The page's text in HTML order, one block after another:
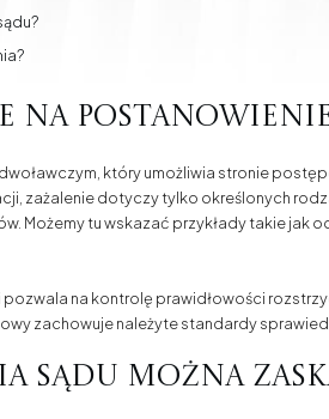
na
który umożliwia stronie
zażalenie dotyczy tylko określonych
Możemy tu wskazać przykłady takie jak
pozwala na kontrolę prawidłowości
zachowuje należyte standardy
sądu można